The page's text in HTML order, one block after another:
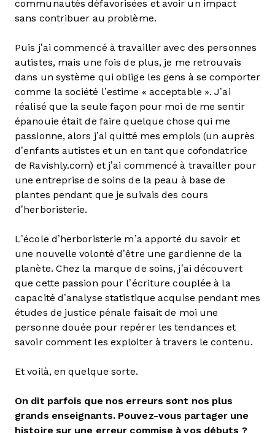
communautés défavorisées et avoir un impact
sans contribuer au problème.
Puis j’ai commencé à travailler avec des personnes
autistes, mais une fois de plus, je me retrouvais
dans un système qui oblige les gens à se comporter
comme la société l’estime « acceptable ». J’ai
réalisé que la seule façon pour moi de me sentir
épanouie était de faire quelque chose qui me
passionne, alors j’ai quitté mes emplois (un auprès
d’enfants autistes et un en tant que cofondatrice
de Ravishly.com) et j’ai commencé à travailler pour
une entreprise de soins de la peau à base de
plantes pendant que je suivais des cours
d’herboristerie.
L’école d’herboristerie m’a apporté du savoir et
une nouvelle volonté d’être une gardienne de la
planète. Chez la marque de soins, j’ai découvert
que cette passion pour l’écriture couplée à la
capacité d’analyse statistique acquise pendant mes
études de justice pénale faisait de moi une
personne douée pour repérer les tendances et
savoir comment les exploiter à travers le contenu.
Et voilà, en quelque sorte.
On dit parfois que nos erreurs sont nos plus
grands enseignants. Pouvez-vous partager une
histoire sur une erreur commise à vos débuts ?